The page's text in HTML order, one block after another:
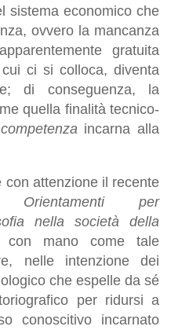
sistema economico che
ovvero la mancanza
gratuita
ci si colloca, diventa
di conseguenza, la
quella finalità tecnico-
competenza incarna alla
con attenzione il recente
Orientamenti per
nella società della
con mano come tale
nelle intenzione dei
che espelle da sé
per ridursi a
conoscitivo incarnato